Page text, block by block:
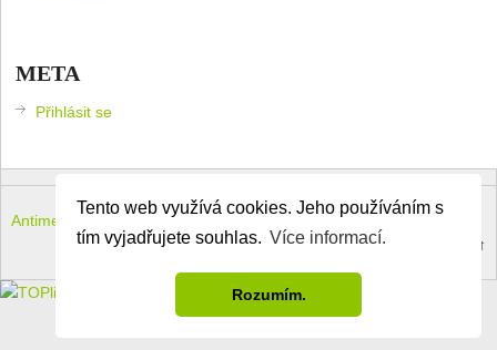
Tento web využívá cookies. Jeho používáním s
tím vyjadřujete souhlas. Více informací.
Rozumím.
META
Přihlásit se
Antimeloun – komouši dneška
Copyright © 2026.
Theme byMyThemeShop. Back to Top ↑